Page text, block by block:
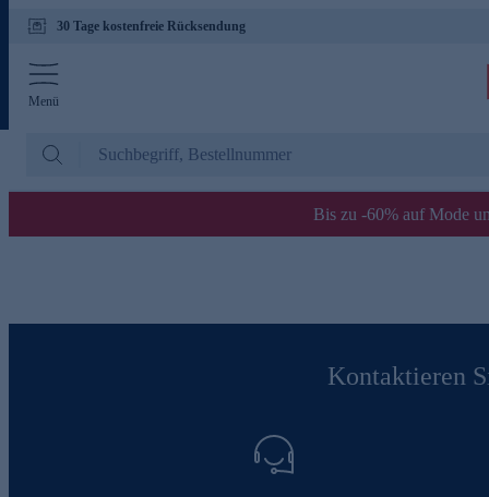
30 Tage kostenfreie Rücksendung
Menü
Bis zu -60% auf Mode
Kontaktieren